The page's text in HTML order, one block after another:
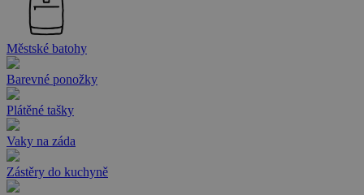
Městské batohy
Barevné ponožky
Plátěné tašky
Vaky na záda
Zástěry do kuchyně